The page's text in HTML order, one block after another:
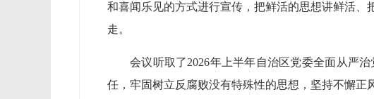
和喜闻乐见的方式进行宣传，把鲜活的思想讲鲜活
走。
会议听取了2026年上半年自治区党委全面从严
任，牢固树立反腐败没有特殊性的思想，坚持不懈